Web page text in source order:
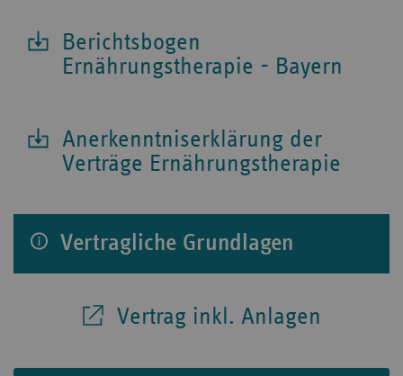
Berichtsbogen
Ernährungstherapie - Bayern
Anerkenntniserklärung der
Verträge Ernährungstherapie
Vertragliche Grundlagen
Vertrag inkl. Anlagen